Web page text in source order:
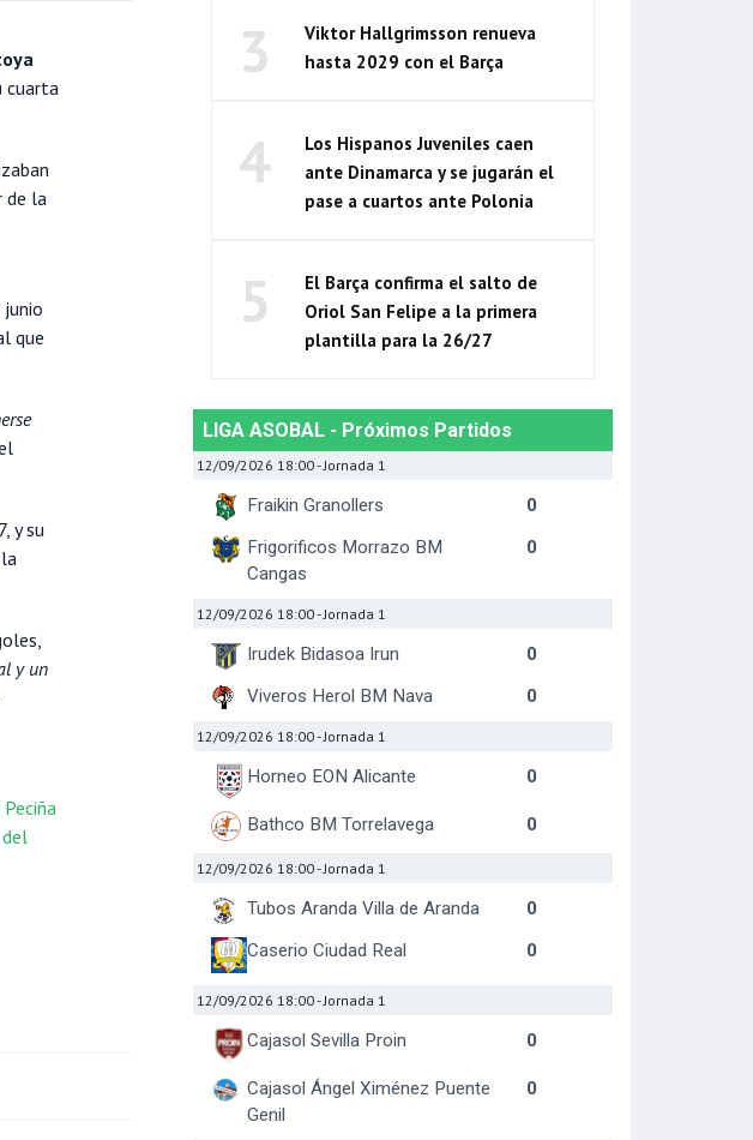
cuarta
de la
que
y su
y un
3
Viktor Hallgrimsson renueva
hasta 2029 con el Barça
4
Los Hispanos Juveniles caen
ante Dinamarca y se jugarán el
pase a cuartos ante Polonia
5
El Barça confirma el salto de
Oriol San Felipe a la primera
plantilla para la 26/27
LIGA ASOBAL - Próximos Partidos
12/09/2026 18:00- Jornada 1
Fraikin Granollers
0
Frigorificos Morrazo BM
Cangas
0
12/09/2026 18:00- Jornada 1
Irudek Bidasoa Irun
0
Viveros Herol BM Nava
0
12/09/2026 18:00- Jornada 1
Horneo EON Alicante 0
Bathco BM Torrelavega 0
12/09/2026 18:00- Jornada 1
Tubos Aranda Villa de Aranda
0
Caserio Ciudad Real
0
12/09/2026 18:00- Jornada 1
Cajasol Sevilla Proin 0
Cajasol Ángel Ximénez Puente
Genil
0